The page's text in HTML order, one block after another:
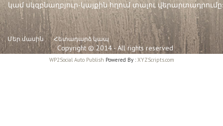
կամ սկզբնաղբյուր-կայքին հղում տալու վերարտադրումը:
Մեր մասին Հետադարձ կապ
Copyright © 2014 - All rights reserved
WP2Social Auto Publish Powered By :XYZScripts.com